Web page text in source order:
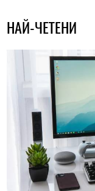
НАЙ-ЧЕТЕНИ